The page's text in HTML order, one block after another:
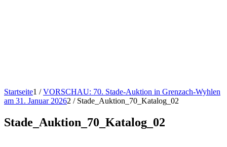
Startseite1 / VORSCHAU: 70. Stade-Auktion in Grenzach-Wyhlen
am 31. Januar 20262 / Stade_Auktion_70_Katalog_02
Stade_Auktion_70_Katalog_02